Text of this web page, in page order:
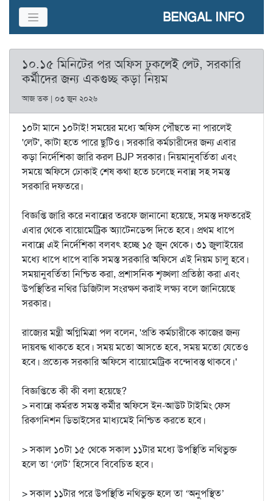
BENGAL INFO
১০.১৫ মিনিটের পর অফিস ঢুকলেই লেট, সরকারি
কর্মীদের জন্য একগুচ্ছ কড়া নিয়ম
আজ তক | ০৩ জুন ২০২৬
১০টা মানে ১০টাই! সময়ের মধ্যে অফিস পৌঁছতে না পারলেই
'লেট', কাটা হতে পারে ছুটিও। সরকারি কর্মচারীদের জন্য এবার
কড়া নির্দেশিকা জারি করল BJP সরকার। নিয়মানুবর্তিতা এবং
সময়ে অফিসে ঢোকাই শেষ কথা হতে চলেছে নবান্ন সহ সমস্ত
সরকারি দফতরে।
বিজ্ঞপ্তি জারি করে নবান্নের তরফে জানানো হয়েছে, সমস্ত দফতরেই
এবার থেকে বায়োমেট্রিক অ্যাটেনডেন্স দিতে হবে। প্রথম ধাপে
নবান্নে এই নির্দেশিকা বলবৎ হচ্ছে ১৫ জুন থেকে। ৩১ জুলাইয়ের
মধ্যে ধাপে ধাপে বাকি সমস্ত সরকারি অফিসে এই নিয়ম চালু হবে।
সময়ানুবর্তিতা নিশ্চিত করা, প্রশাসনিক শৃঙ্খলা প্রতিষ্ঠা করা এবং
উপস্থিতির নথির ডিজিটাল সংরক্ষণ করাই লক্ষ্য বলে জানিয়েছে
সরকার।
রাজ্যের মন্ত্রী অগ্নিমিত্রা পল বলেন, 'প্রতি কর্মচারীকে কাজের জন্য
দায়বদ্ধ থাকতে হবে। সময় মতো আসতে হবে, সময় মতো যেতেও
হবে। প্রত্যেক সরকারি অফিসে বায়োমেট্রিক বন্দোবস্ত থাকবে।'
বিজ্ঞপ্তিতে কী কী বলা হয়েছে?
> নবান্নে কর্মরত সমস্ত কর্মীর অফিসে ইন-আউট টাইমিং ফেস
রিকগনিশন ডিভাইসের মাধ্যমেই নিশ্চিত করতে হবে।
> সকাল ১০টা ১৫ থেকে সকাল ১১টার মধ্যে উপস্থিতি নথিভুক্ত
হলে তা ‘লেট’ হিসেবে বিবেচিত হবে।
> সকাল ১১টার পরে উপস্থিতি নথিভুক্ত হলে তা ‘অনুপস্থিত’